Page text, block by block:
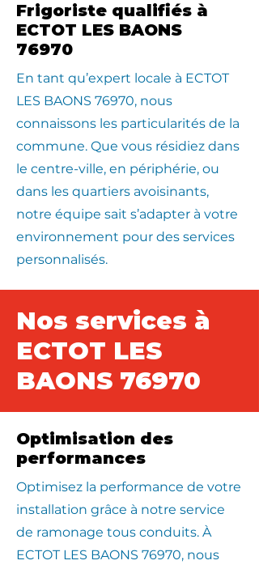
Frigoriste qualifiés à
ECTOT LES BAONS
76970
En tant qu’expert locale à ECTOT
LES BAONS 76970, nous
connaissons les particularités de la
commune. Que vous résidiez dans
le centre-ville, en périphérie, ou
dans les quartiers avoisinants,
notre équipe sait s’adapter à votre
environnement pour des services
personnalisés.
Nos services à
ECTOT LES
BAONS 76970
Optimisation des
performances
Optimisez la performance de votre
installation grâce à notre service
de ramonage tous conduits. À
ECTOT LES BAONS 76970, nous